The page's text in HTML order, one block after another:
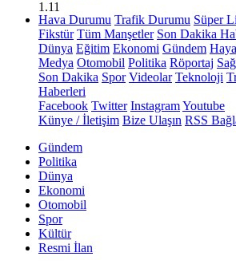
1.11
Hava Durumu Trafik Durumu Süper
Fikstür Tüm Manşetler Son Dakika
Dünya Eğitim Ekonomi Gündem
Medya Otomobil Politika Röportaj
Son Dakika Spor Videolar Teknoloji
Haberleri
Facebook Twitter InstagramYoutube
Künye / İletişim Bize Ulaşın RSS
Gündem
Politika
Dünya
Ekonomi
Otomobil
Spor
Kültür
Resmi İlan